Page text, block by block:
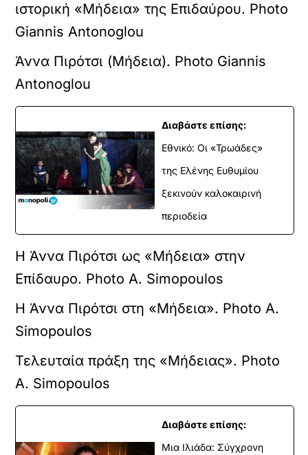
ιστορική «Μήδεια» της Επιδαύρου. Photo
Giannis Antonoglou
Άννα Πιρότσι (Μήδεια). Photo Giannis
Antonoglou
Διαβάστε επίσης:
Εθνικό: Οι «Τρωάδες»
της Ελένης Ευθυμίου
ξεκινούν καλοκαιρινή
περιοδεία
Η Άννα Πιρότσι ως «Μήδεια» στην
Επίδαυρο. Photo A. Simopoulos
Η Άννα Πιρότσι στη «Μήδεια». Photo A.
Simopoulos
Τελευταία πράξη της «Μήδειας». Photo
A. Simopoulos
Διαβάστε επίσης:
Μια Ιλιάδα: Σύγχρονη